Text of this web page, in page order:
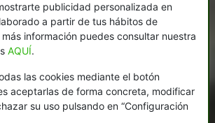
publicidad personalizada en
a partir de tus hábitos de
información puedes consultar nuestra
AQUÍ.
las cookies mediante el botón
aceptarlas de forma concreta, modificar
su uso pulsando en “Configuración